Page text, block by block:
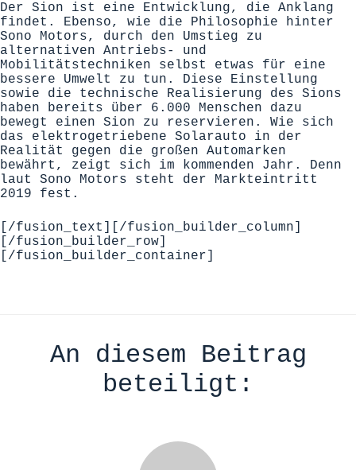
Der Sion ist eine Entwicklung, die Anklang
findet. Ebenso, wie die Philosophie hinter
Sono Motors, durch den Umstieg zu
alternativen Antriebs- und
Mobilitätstechniken selbst etwas für eine
bessere Umwelt zu tun. Diese Einstellung
sowie die technische Realisierung des Sions
haben bereits über 6.000 Menschen dazu
bewegt einen Sion zu reservieren. Wie sich
das elektrogetriebene Solarauto in der
Realität gegen die großen Automarken
bewährt, zeigt sich im kommenden Jahr. Denn
laut Sono Motors steht der Markteintritt
2019 fest.
[/fusion_text][/fusion_builder_column]
[/fusion_builder_row]
[/fusion_builder_container]
An diesem Beitrag
beteiligt: